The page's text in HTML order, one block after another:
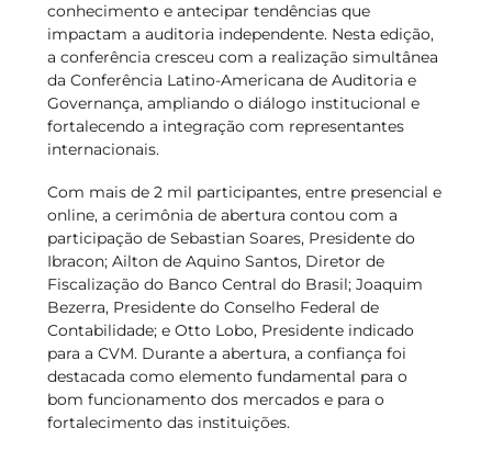
conhecimento e antecipar tendências que
impactam a auditoria independente. Nesta edição,
a conferência cresceu com a realização simultânea
da Conferência Latino-Americana de Auditoria e
Governança, ampliando o diálogo institucional e
fortalecendo a integração com representantes
internacionais.
Com mais de 2 mil participantes, entre presencial e
online, a cerimônia de abertura contou com a
participação de Sebastian Soares, Presidente do
Ibracon; Ailton de Aquino Santos, Diretor de
Fiscalização do Banco Central do Brasil; Joaquim
Bezerra, Presidente do Conselho Federal de
Contabilidade; e Otto Lobo, Presidente indicado
para a CVM. Durante a abertura, a confiança foi
destacada como elemento fundamental para o
bom funcionamento dos mercados e para o
fortalecimento das instituições.